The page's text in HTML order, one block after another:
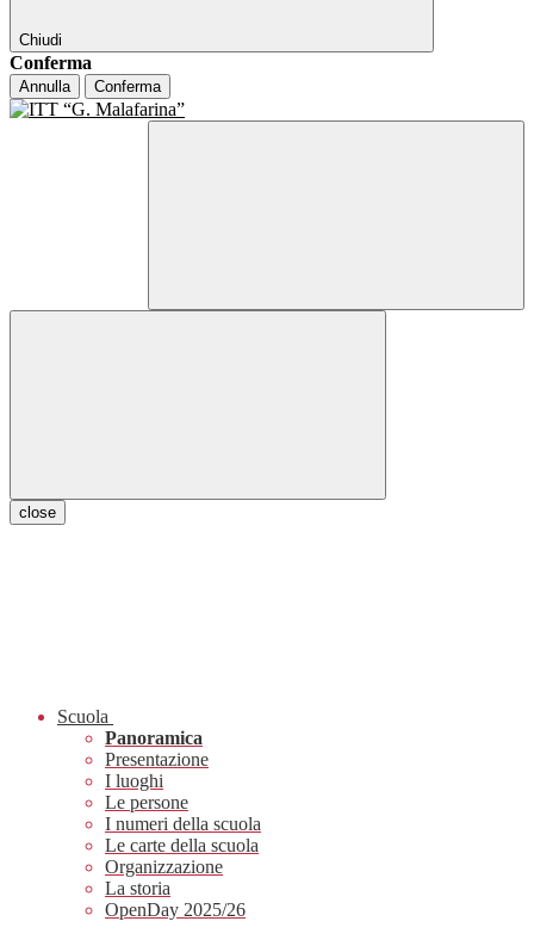
Chiudi
Conferma
Annulla Conferma
close
Scuola
Panoramica
Presentazione
I luoghi
Le persone
I numeri della scuola
Le carte della scuola
Organizzazione
La storia
OpenDay 2025/26